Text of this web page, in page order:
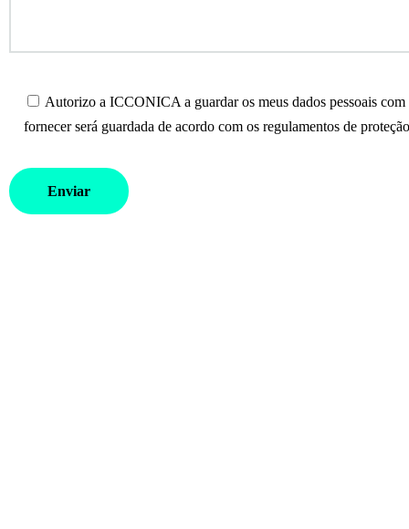
Autorizo a ICCONICA a guardar os meus dados pessoais
fornecer será guardada de acordo com os regulamentos de